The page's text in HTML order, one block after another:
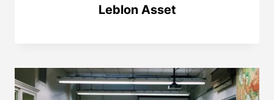
Leblon Asset